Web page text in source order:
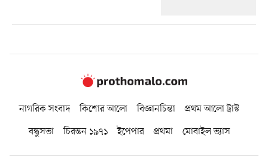
নাগরিক সংবাদ কিশোর আলো বিজ্ঞানচিন্তা
প্রথম আলো ট্রাস্ট
বন্ধুসভা
চিরন্তন ১৯৭১ ইপেপার প্রথমা মোবাইল ভ্যাস